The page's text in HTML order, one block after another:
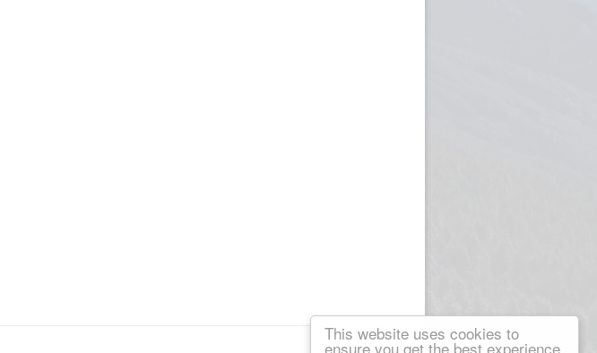
This website uses cookies to
ensure you get the best experience